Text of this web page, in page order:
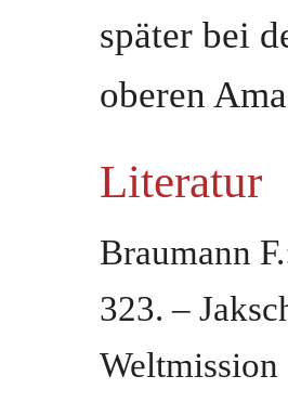
später bei
oberen
Literatur
Braumann
323. –